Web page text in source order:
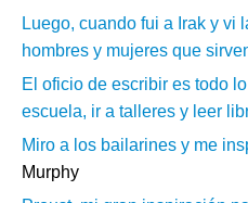
Luego, cuando fui a Irak y vi
hombres y mujeres que
El oficio de escribir es todo
escuela, ir a talleres y leer
Miro a los bailarines y me
Murphy